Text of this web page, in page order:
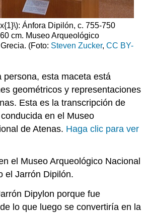
: Ánfora Dipilón, c. 755-750
cm. Museo Arqueológico
(Foto: Steven Zucker, CC BY-
persona, esta maceta está
geométricos y representaciones
Esta es la transcripción de
en el Museo
de Atenas. Haga clic para ver
el Museo Arqueológico Nacional
el Jarrón Dipilón.
Dipylon porque fue
lo que luego se convertiría en la